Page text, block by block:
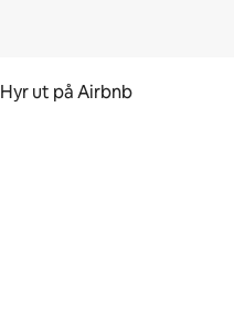
Hyr ut på Airbnb